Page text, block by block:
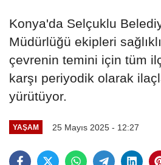
Konya'da Selçuklu
Müdürlüğü ekipleri
çevrenin temini için tüm
karşı periyodik olarak
yürütüyor.
YAŞAM 25 Mayıs 2025 - 12:27